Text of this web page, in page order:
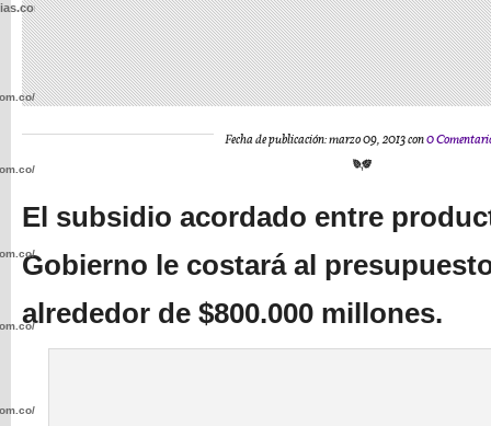
Fecha de publicación: marzo 09, 2013 con0
El subsidio acordado entre
Gobierno le costará al
alrededor de $800.000 millones.
wp-
wp-
wp-
wp-
wp-
wp-